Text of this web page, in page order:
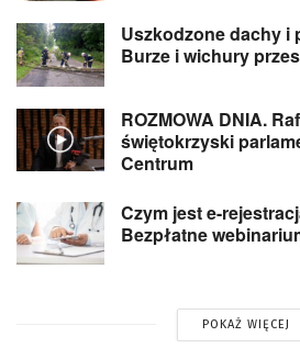
Uszkodzone dachy i
Burze i wichury
ROZMOWA DNIA.
świętokrzyski
Centrum
Czym jest e-
Bezpłatne
POKAŻ WIĘCEJ